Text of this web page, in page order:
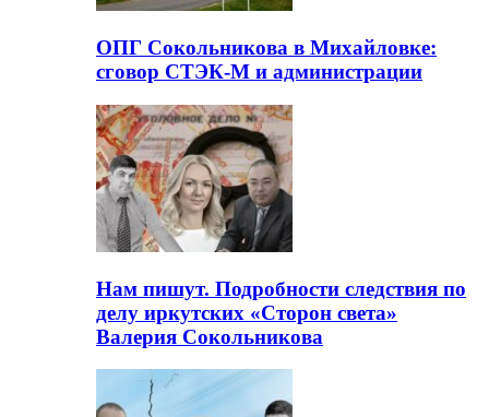
ОПГ Сокольникова в Михайловке:
сговор СТЭК-М и администрации
Нам пишут. Подробности следствия по
делу иркутских «Сторон света»
Валерия Сокольникова